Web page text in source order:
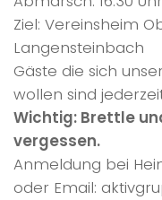
Ziel: Vereinsheim
Langensteinbach
Gäste die sich
wollen sind
Wichtig: Brettle
vergessen.
Anmeldung bei
oder Email: